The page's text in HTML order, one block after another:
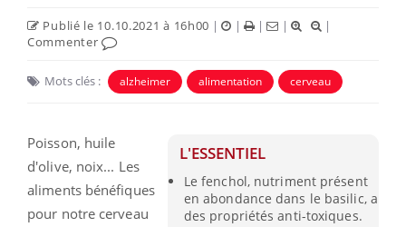
Publié le 10.10.2021 à 16h00 | | | |
|
Commenter
Mots clés : alzheimer alimentation cerveau
L'ESSENTIEL
Le fenchol, nutriment présent
en abondance dans le basilic, a
des propriétés anti-toxiques.
Poisson, huile
d'olive, noix... Les
aliments bénéfiques
pour notre cerveau